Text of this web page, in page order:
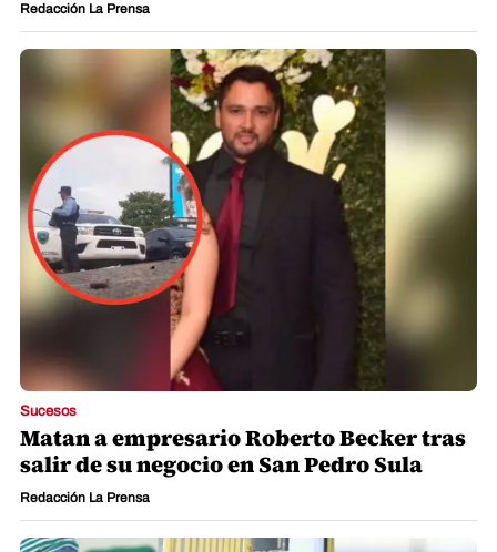
Redacción La Prensa
Sucesos
Matan a empresario Roberto Becker tras
salir de su negocio en San Pedro Sula
Redacción La Prensa